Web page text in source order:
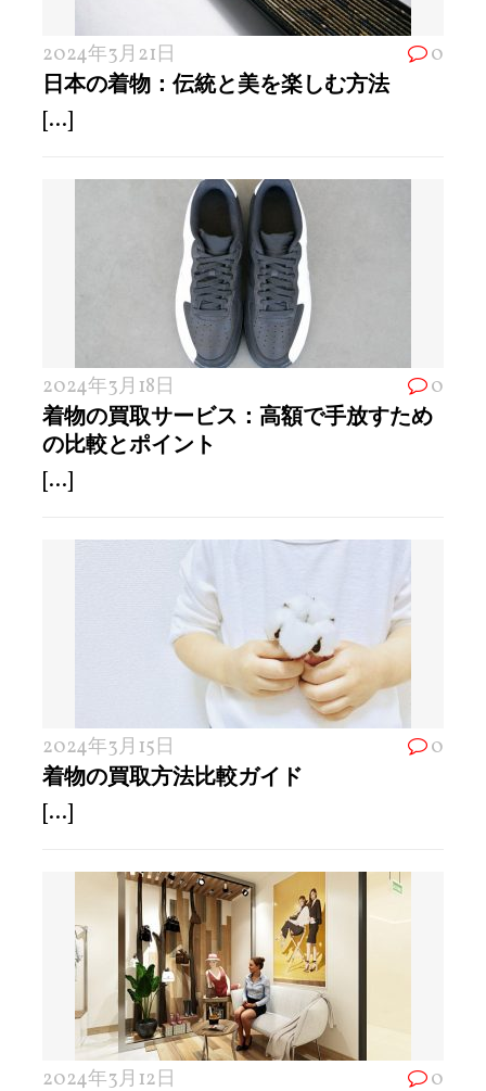
2024年3月21日 0
日本の着物：伝統と美を楽しむ方法
[...]
2024年3月18日 0
着物の買取サービス：高額で手放すため
の比較とポイント
[...]
2024年3月15日 0
着物の買取方法比較ガイド
[...]
2024年3月12日 0